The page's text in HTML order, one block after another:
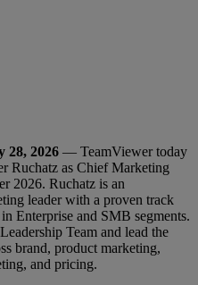
28, 2026 — TeamViewer today
Ruchatz as Chief Marketing
2026. Ruchatz is an
leader with a proven track
Enterprise and SMB segments.
Team and lead the
brand, product marketing,
and pricing.